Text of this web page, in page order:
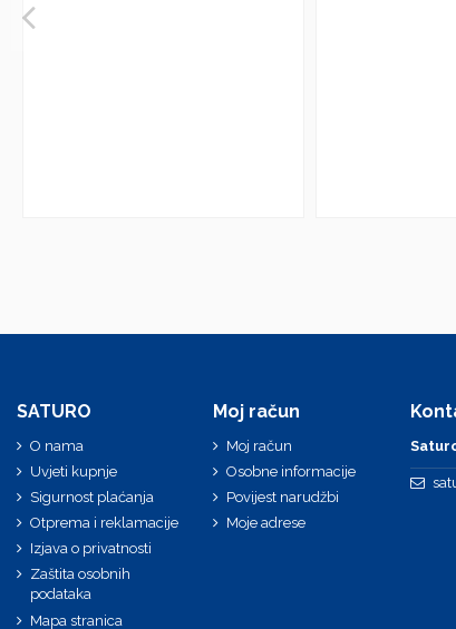
SATURO
O nama
Uvjeti kupnje
Sigurnost plaćanja
Otprema i reklamacije
Izjava o privatnosti
Zaštita osobnih
podataka
Mapa stranica
Moj račun
Moj račun
Osobne informacije
Povijest narudžbi
Moje adrese